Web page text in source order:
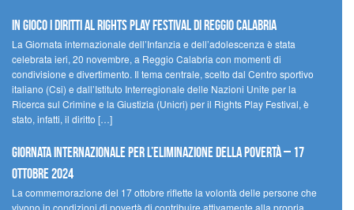
In gioco i diritti al Rights Play Festival di Reggio Calabria
La Giornata internazionale dell’Infanzia e dell’adolescenza è stata
celebrata ieri, 20 novembre, a Reggio Calabria con momenti di
condivisione e divertimento. Il tema centrale, scelto dal Centro sportivo
italiano (Csi) e dall’Istituto Interregionale delle Nazioni Unite per la
Ricerca sul Crimine e la Giustizia (Unicri) per il Rights Play Festival, è
stato, infatti, il diritto […]
Giornata internazionale per l’eliminazione della povertà – 17
ottobre 2024
La commemorazione del 17 ottobre riflette la volontà delle persone che
vivono in condizioni di povertà di contribuire attivamente alla propria